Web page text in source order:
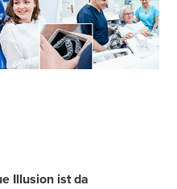
Illusion ist da